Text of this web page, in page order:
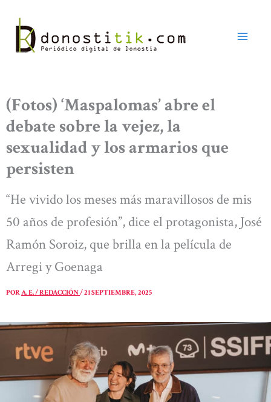
contenido
(Fotos) ‘Maspalomas’ abre el
debate sobre la vejez, la
sexualidad y los armarios que
persisten
“He vivido los meses más maravillosos de mis
50 años de profesión”, dice el protagonista, José
Ramón Soroiz, que brilla en la película de
Arregi y Goenaga
PORA. E. / REDACCIÓN/21 SEPTIEMBRE, 2025